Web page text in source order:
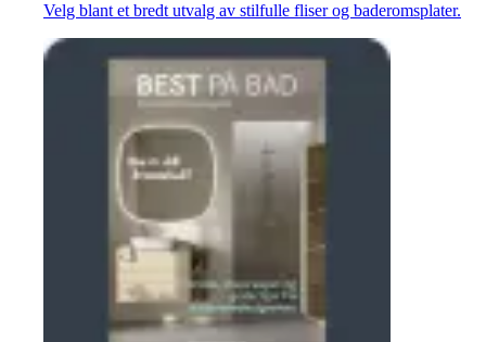
Velg blant et bredt utvalg av stilfulle fliser og baderomsplater.